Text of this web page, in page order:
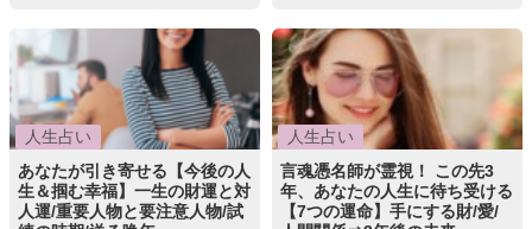
人生占い
あなたが引き寄せる【今後の人
生＆掴む幸福】一生の財運と対
人運/重要人物と要注意人物/試
人生占い
言魂憑名師が霊視！ この先3
年、あなたの人生に待ち受ける
【7つの運命】手にする財/愛/